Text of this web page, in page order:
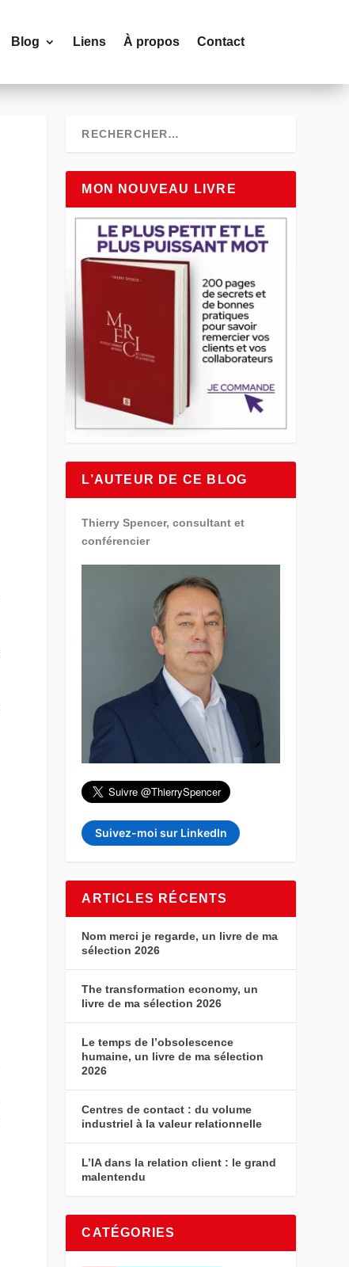
Blog Liens À propos Contact
MON NOUVEAU LIVRE
L’AUTEUR DE CE BLOG
Thierry Spencer, consultant et
conférencier
Suivez-moi sur LinkedIn
ARTICLES RÉCENTS
Nom merci je regarde, un livre de ma
sélection 2026
The transformation economy, un
livre de ma sélection 2026
Le temps de l’obsolescence
humaine, un livre de ma sélection
2026
Centres de contact : du volume
industriel à la valeur relationnelle
L’IA dans la relation client : le grand
malentendu
CATÉGORIES